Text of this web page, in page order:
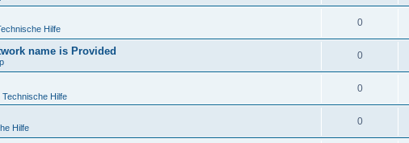
Hilfe
0
name is Provided 0
Technische Hilfe
0
Hilfe
0